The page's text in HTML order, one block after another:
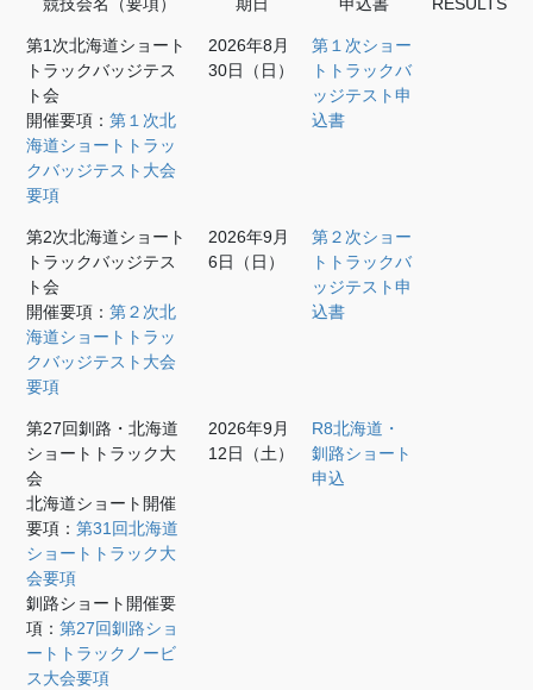
第1次北海道ショート
トラックバッジテス
ト会
開催要項： 第１次北
海道ショートトラッ
クバッジテスト大会
要項
2026年8月
30日（日）
第１次ショー
トトラックバ
ッジテスト申
込書
第2次北海道ショート
トラックバッジテス
ト会
開催要項： 第２次北
海道ショートトラッ
クバッジテスト大会
要項
2026年9月
6日（日）
第２次ショー
トトラックバ
ッジテスト申
込書
第27回釧路・北海道
ショートトラック大
会
北海道ショート開催
要項： 第31回北海道
ショートトラック大
会要項
釧路ショート開催要
項： 第27回釧路ショ
ートトラックノービ
ス大会要項
2026年9月
12日（土）
R8北海道・
釧路ショート
申込